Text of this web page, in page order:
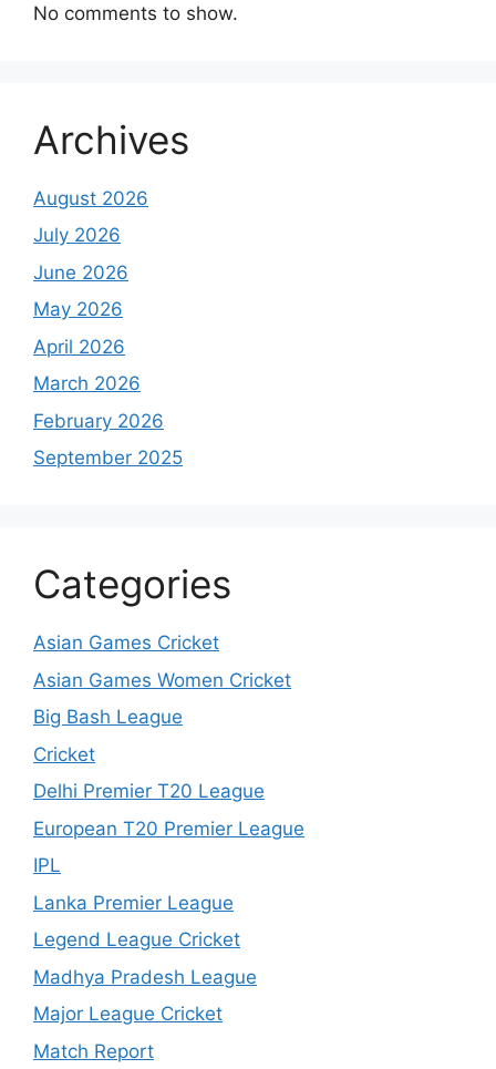
No comments to show.
Archives
August 2026
July 2026
June 2026
May 2026
April 2026
March 2026
February 2026
September 2025
Categories
Asian Games Cricket
Asian Games Women Cricket
Big Bash League
Cricket
Delhi Premier T20 League
European T20 Premier League
IPL
Lanka Premier League
Legend League Cricket
Madhya Pradesh League
Major League Cricket
Match Report